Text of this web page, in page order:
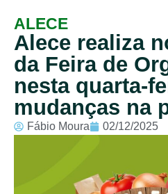
ALECE
Alece realiza
da Feira de
nesta quarta-
mudanças na
Fábio Moura 02/12/2025